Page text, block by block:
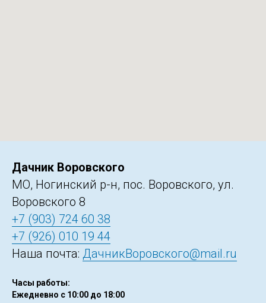
Дачник Воровского
МО, Ногинский р-н, пос. Воровского, ул.
Воровского 8
+7 (903) 724 60 38
+7 (926) 010 19 44
Наша почта: ДачникВоровского@mail.ru
Часы работы:
Ежедневно с 10:00 до 18:00